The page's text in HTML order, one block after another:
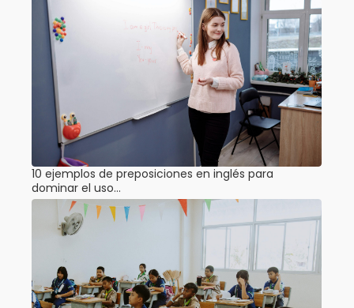
10 ejemplos de preposiciones en inglés para
dominar el uso…